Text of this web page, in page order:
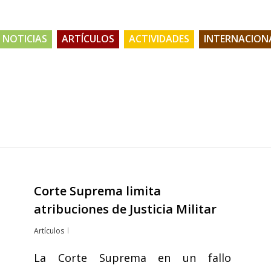
NOTICIAS ARTÍCULOS ACTIVIDADES
Corte Suprema limita
atribuciones de Justicia Militar
Artículos
La Corte Suprema en un fallo